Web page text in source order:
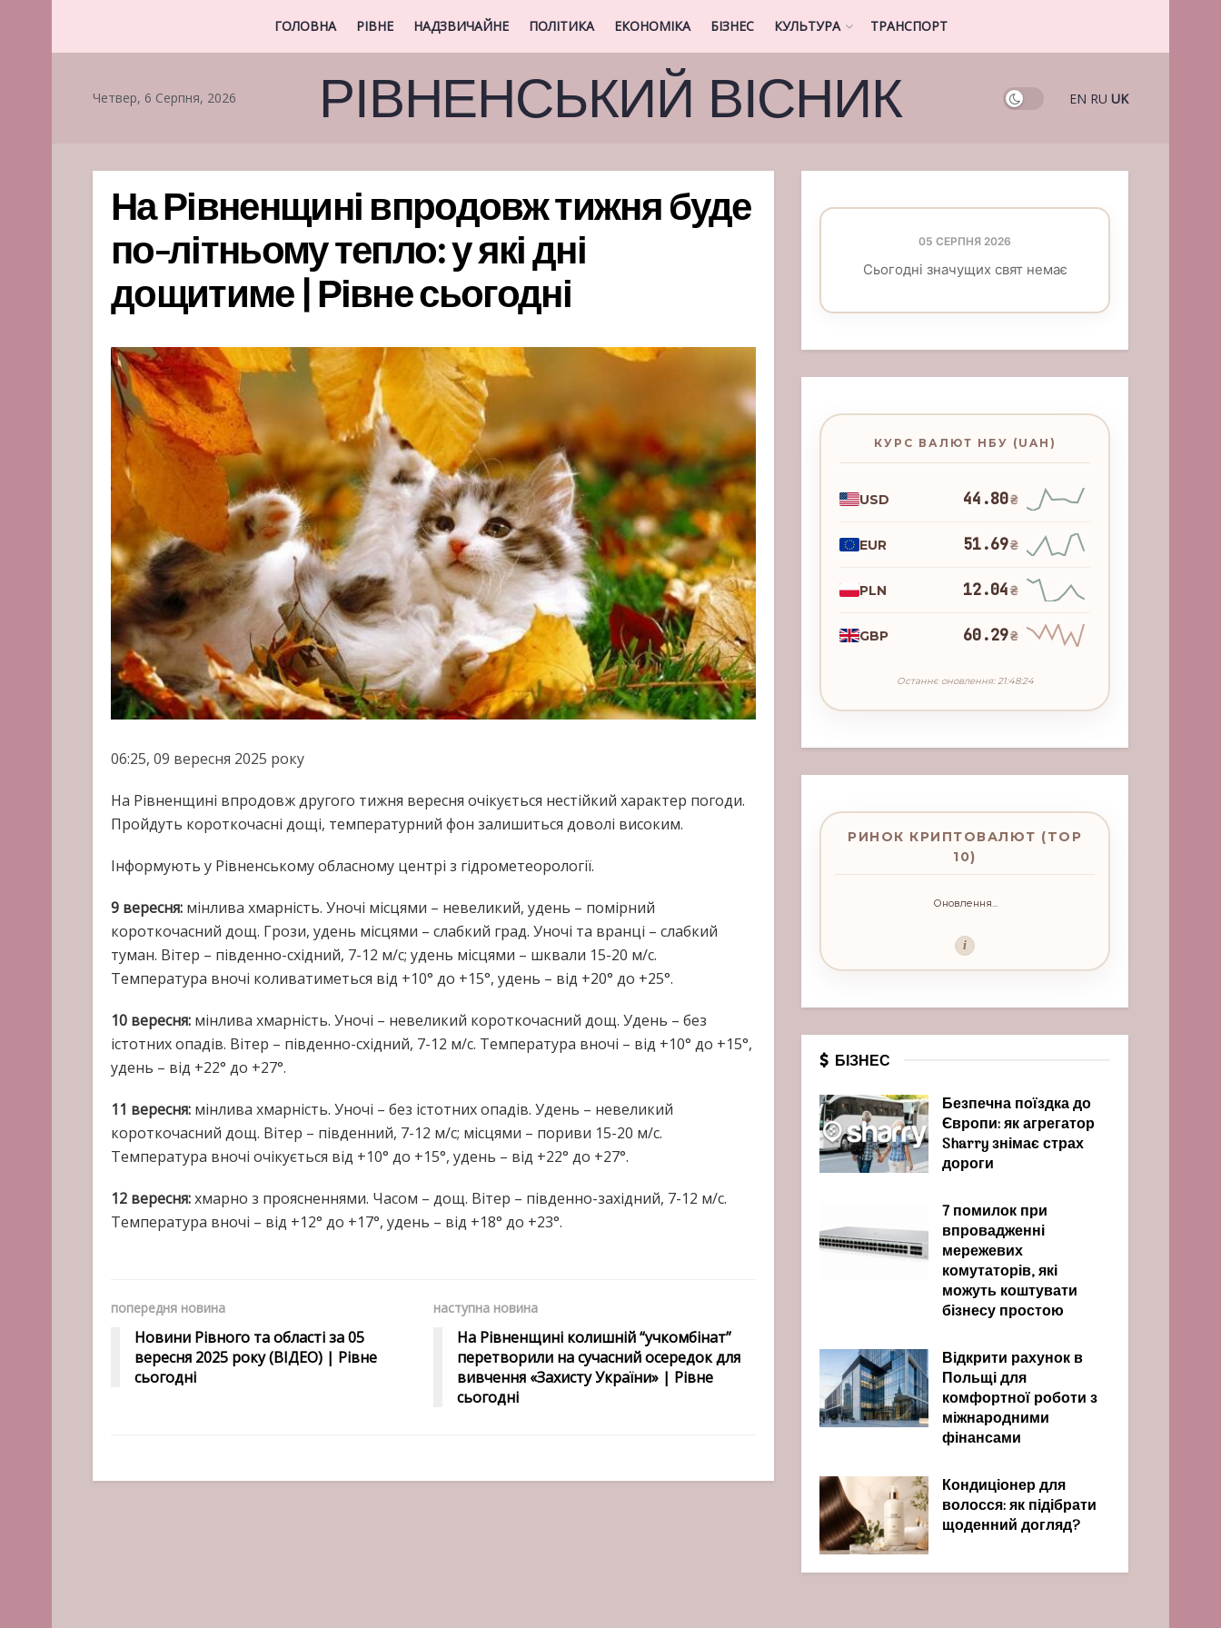
ГОЛОВНА РІВНЕ НАДЗВИЧАЙНЕ ПОЛІТИКА ЕКОНОМІКА БІЗНЕС КУЛЬТУРА ТРАНСПОРТ
Четвер, 6 Серпня, 2026 РІВНЕНСЬКИЙ ВІСНИК EN RU UK
На Рівненщині впродовж тижня буде
по-літньому тепло: у які дні
дощитиме | Рівне сьогодні
06:25, 09 вересня 2025 року
На Рівненщині впродовж другого тижня вересня очікується нестійкий характер погоди.
Пройдуть короткочасні дощі, температурний фон залишиться доволі високим.
Інформують у Рівненському обласному центрі з гідрометеорології.
9 вересня: мінлива хмарність. Уночі місцями – невеликий, удень – помірний
короткочасний дощ. Грози, удень місцями – слабкий град. Уночі та вранці – слабкий
туман. Вітер – південно-східний, 7-12 м/с; удень місцями – шквали 15-20 м/с.
Температура вночі коливатиметься від +10° до +15°, удень – від +20° до +25°.
10 вересня: мінлива хмарність. Уночі – невеликий короткочасний дощ. Удень – без
істотних опадів. Вітер – південно-східний, 7-12 м/с. Температура вночі – від +10° до +15°,
удень – від +22° до +27°.
11 вересня: мінлива хмарність. Уночі – без істотних опадів. Удень – невеликий
короткочасний дощ. Вітер – південний, 7-12 м/с; місцями – пориви 15-20 м/с.
Температура вночі очікується від +10° до +15°, удень – від +22° до +27°.
12 вересня:хмарно з проясненнями. Часом – дощ. Вітер – південно-західний, 7-12 м/с.
Температура вночі – від +12° до +17°, удень – від +18° до +23°.
попередня новина
Новини Рівного та області за 05
вересня 2025 року (ВІДЕО) | Рівне
сьогодні
наступна новина
На Рівненщині колишній “учкомбінат”
перетворили на сучасний осередок для
вивчення «Захисту України» | Рівне
сьогодні
05 СЕРПНЯ 2026
Сьогодні значущих свят немає
КУРС ВАЛЮТ НБУ (UAH)
USD 44.80₴
EUR 51.69₴
PLN 12.04₴
GBP 60.29₴
Останнє оновлення: 21:48:24
РИНОК КРИПТОВАЛЮТ (TOP
10)
Оновлення...
i
БІЗНЕС
Безпечна поїздка до
Європи: як агрегатор
Sharry знімає страх
дороги
7 помилок при
впровадженні
мережевих
комутаторів, які
можуть коштувати
бізнесу простою
Відкрити рахунок в
Польщі для
комфортної роботи з
міжнародними
фінансами
Кондиціонер для
волосся: як підібрати
щоденний догляд?